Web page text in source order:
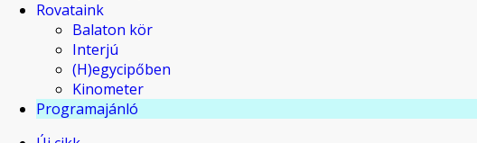
Rovataink
Balaton kör
Interjú
(H)egycipőben
Kinometer
Programajánló